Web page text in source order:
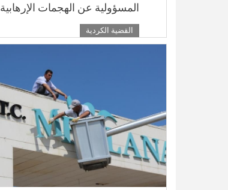
المسؤولية عن الهجمات الإرهابية
القضية الكردية